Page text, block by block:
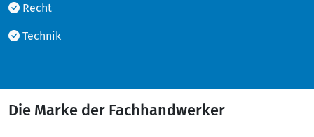
Recht
Technik
Die Marke der Fachhandwerker